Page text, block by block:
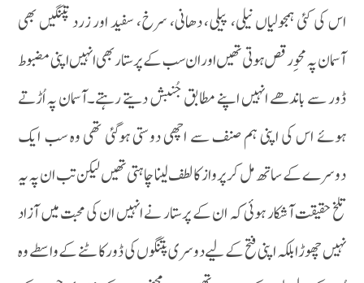
اس کی کئی ہمجولیاں نیلی، پیلی، دھانی، سرخ، سفید اور زرد پتنگیں بھی
آسمان پہ محوِ رقص ہوتی تھیں اور ان سب کے پرستار بھی انہیں اپنی مضبوط
ڈور سے باندھے انہیں اپنے مطابق جُنبش دیتے رہتے۔آسمان پہ اُڑتے
ہوئے اس کی اپنی ہم صنف سے اچھی دوستی ہوگئی تھی وہ سب ایک
دوسرے کے ساتھ مل کر پرواز کا لطف لینا چاہتی تھیں لیکن تب ان پہ یہ
تلخ حقیقت آشکار ہوئی کہ ان کے پرستار نے انہیں ان کی محبت میں آزاد
نہیں چھوڑا بلکہ اپنی فتح کے لیے دوسری پتنگوں کی ڈور کاٹنے کے واسطے وہ